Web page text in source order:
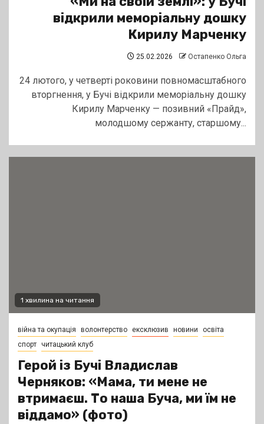
відкрили меморіальну дошку
Кирилу Марченку
25.02.2026 Остапенко Ольга
24 лютого, у четверті роковини повномасштабного
вторгнення, у Бучі відкрили меморіальну дошку
Кирилу Марченку — позивний «Прайд»,
молодшому сержанту, старшому...
1 хвилина на читання
війна та окупація волонтерство ексклюзив новини
освіта
спорт читацький клуб
Герой із Бучі Владислав
Черняков: «Мама, ти мене не
втримаєш. То наша Буча, ми їм не
віддамо» (фото)